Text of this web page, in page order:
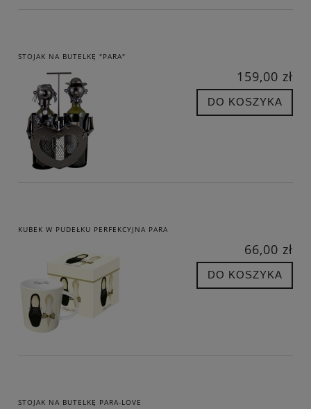
STOJAK NA BUTELKĘ "PARA"
159,00 zł
DO KOSZYKA
KUBEK W PUDEŁKU PERFEKCYJNA PARA
66,00 zł
DO KOSZYKA
STOJAK NA BUTELKĘ PARA-LOVE